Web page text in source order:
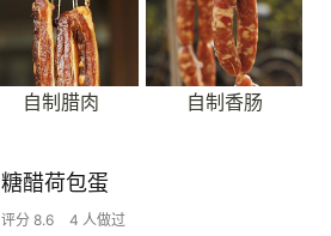
自制腊肉 自制香肠
糖醋荷包蛋
评分 8.6 4 人做过